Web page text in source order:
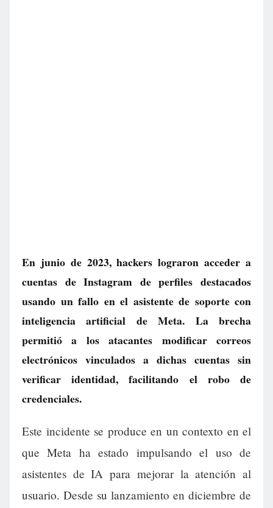
En junio de 2023, hackers lograron acceder a
cuentas de Instagram de perfiles destacados
usando un fallo en el asistente de soporte con
inteligencia artificial de Meta. La brecha
permitió a los atacantes modificar correos
electrónicos vinculados a dichas cuentas sin
verificar identidad, facilitando el robo de
credenciales.
Este incidente se produce en un contexto en el
que Meta ha estado impulsando el uso de
asistentes de IA para mejorar la atención al
usuario. Desde su lanzamiento en diciembre de